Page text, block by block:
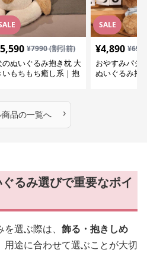
5,590 ¥7990(割引前)
のぬいぐるみ抱き枕 大
いもちもち癒し系｜抱
SALE
¥4,890 ¥
おやすみパジ
ぬいぐるみ抱
品の一覧へ ›
るみ選びで重要なポイ
選ぶ際は、 飾る・抱きしめ
用途に合わせて選ぶことが大切